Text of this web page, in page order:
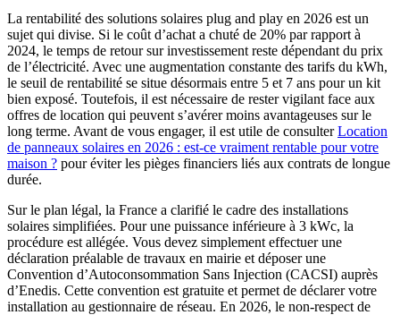
La rentabilité des solutions solaires plug and play en 2026 est un
sujet qui divise. Si le coût d’achat a chuté de 20% par rapport à
2024, le temps de retour sur investissement reste dépendant du prix
de l’électricité. Avec une augmentation constante des tarifs du kWh,
le seuil de rentabilité se situe désormais entre 5 et 7 ans pour un kit
bien exposé. Toutefois, il est nécessaire de rester vigilant face aux
offres de location qui peuvent s’avérer moins avantageuses sur le
long terme. Avant de vous engager, il est utile de consulterLocation
de panneaux solaires en 2026 : est-ce vraiment rentable pour votre
maison ? pour éviter les pièges financiers liés aux contrats de longue
durée.
Sur le plan légal, la France a clarifié le cadre des installations
solaires simplifiées. Pour une puissance inférieure à 3 kWc, la
procédure est allégée. Vous devez simplement effectuer une
déclaration préalable de travaux en mairie et déposer une
Convention d’Autoconsommation Sans Injection (CACSI) auprès
d’Enedis. Cette convention est gratuite et permet de déclarer votre
installation au gestionnaire de réseau. En 2026, le non-respect de